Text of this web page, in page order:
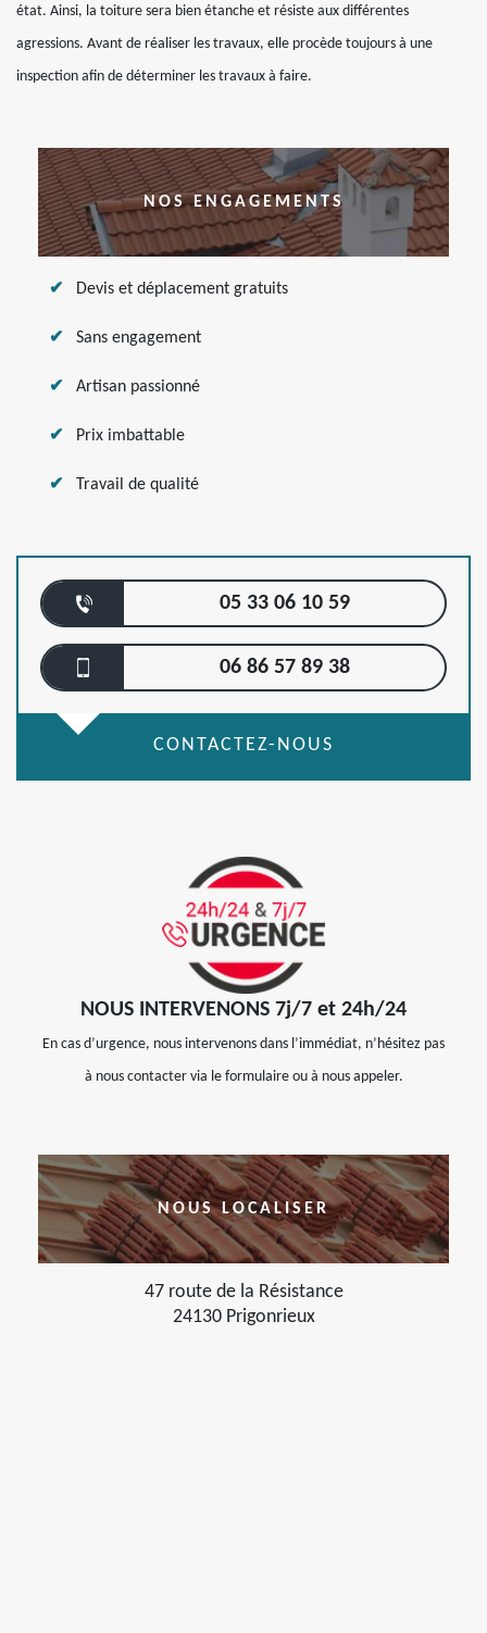
état. Ainsi, la toiture sera bien étanche et résiste aux différentes
agressions. Avant de réaliser les travaux, elle procède toujours à une
inspection afin de déterminer les travaux à faire.
NOS ENGAGEMENTS
Devis et déplacement gratuits
Sans engagement
Artisan passionné
Prix imbattable
Travail de qualité
05 33 06 10 59
06 86 57 89 38
CONTACTEZ-NOUS
NOUS INTERVENONS 7j/7 et 24h/24
En cas d’urgence, nous intervenons dans l’immédiat, n’hésitez pas
à nous contacter via le formulaire ou à nous appeler.
NOUS LOCALISER
47 route de la Résistance
24130 Prigonrieux